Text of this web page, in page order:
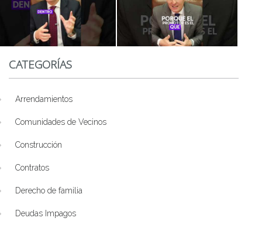
CATEGORÍAS
Arrendamientos
Comunidades de Vecinos
Construcción
Contratos
Derecho de familia
Deudas Impagos